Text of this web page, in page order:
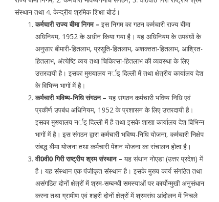
संस्थान तथा 4. केन्द्रीय श्रमिक शिक्षा बोर्ड।
कर्मचारी राज्य बीमा निगम – इस निगम का गठन कर्मचारी राज्य बीमा
अधिनियम, 1952 के अधीन किया गया है। यह अधिनियम के उपबंधों के
अनुसार बीमारी-हितलाभ, प्रसूति-हितलाभ, अशक्तता-हितलाभ, आश्रित-
हितलाभ, अंत्येष्टि व्यय तथा चिकित्सा-हितलाभ की व्यवस्था के लिए
उत्तरदायी है। इसका मुख्यालय नर्इ दिल्ली में तथा क्षेत्रीय कार्यालय देश
के विभिन्न भागों में है।
कर्मचारी भविष्य-निधि संगठन – यह संगठन कर्मचारी भविष्य निधि एवं
प्रकीर्ण उपबंध अधिनियम, 1952 के प्रशासन के लिए उत्तरदायी है।
इसका मुख्यालय नर्इ दिल्ली में है तथा इसके शाखा कार्यालय देश विभिन्न
भागों में है। इस संगठन द्वारा कर्मचारी भविष्य-निधि योजना, कर्मचारी निक्षेप
संबद्ध बीमा योजना तथा कर्मचारी पेंशन योजना का संचालन होता है।
वी0वी0 गिरी राष्ट्रीय श्रम संस्थान – यह संथान नोएडा (उत्तर प्रदेश) में
है। यह संस्थान एक पंजीकृत संस्थान है। इसके मुख्य कार्य संगठित तथा
असंगठित दोनों क्षेत्रों में श्रम-सम्बन्धी समस्याओं पर कार्योन्मुखी अनुसंधान
करना तथा ग्रामीण एवं शहरी दोनों क्षेत्रों में श्रमसंघ आंदोलन में निचले